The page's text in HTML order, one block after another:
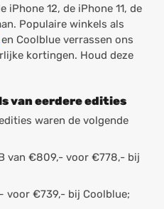
iPhone 12, de iPhone 11, de
Populaire winkels als
en Coolblue verrassen ons
kortingen. Houd deze
van eerdere edities
waren de volgende
van €809,- voor €778,- bij
voor €739,- bij Coolblue;